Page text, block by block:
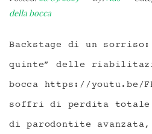
della bocca
Backstage di un
quinte” delle
bocca https://youtu.be/
soffri di perdita totale
di parodontite